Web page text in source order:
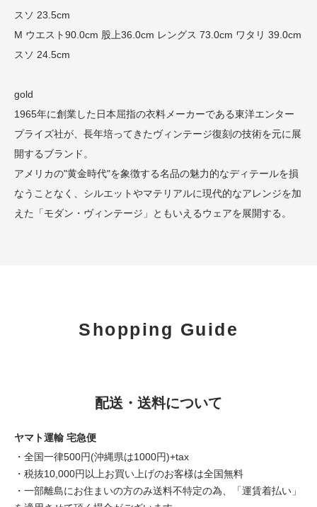
スソ 23.5cm
M ウエスト90.0cm 股上36.0cm レングス 73.0cm ワタリ 39.0cm
スソ 24.5cm
gold
1965年に創業した日本屈指の衣料メーカーである東洋エンター
プライズ社が、長年培ってきたヴィンテージ復刻の技術を元に展
開するブランド。
アメリカの"黄金時代"を象徴する名品の魅力的なディテールを損
なうことなく、シルエットやマテリアルに現代的なアレンジを加
えた「モダン・ヴィンテージ」ともいえるウェアを展開する。
Shopping Guide
配送・送料について
ヤマト運輸 宅急便
・全国一律500円(沖縄県は1000円)+tax
・税抜10,000円以上お買い上げのお客様は全国無料
・一部離島にお住まいの方のみ送料不特定の為、「運賃着払い」